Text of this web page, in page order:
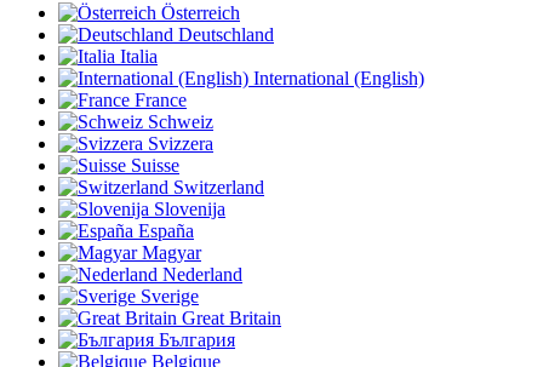
Österreich
Deutschland
Italia
International (English)
France
Schweiz
Svizzera
Suisse
Switzerland
Slovenija
España
Magyar
Nederland
Sverige
Great Britain
България
Belgique